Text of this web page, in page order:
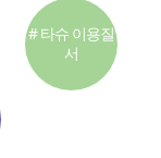
# 타슈 이용질
서